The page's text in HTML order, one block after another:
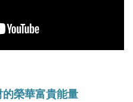
榮華富貴能量